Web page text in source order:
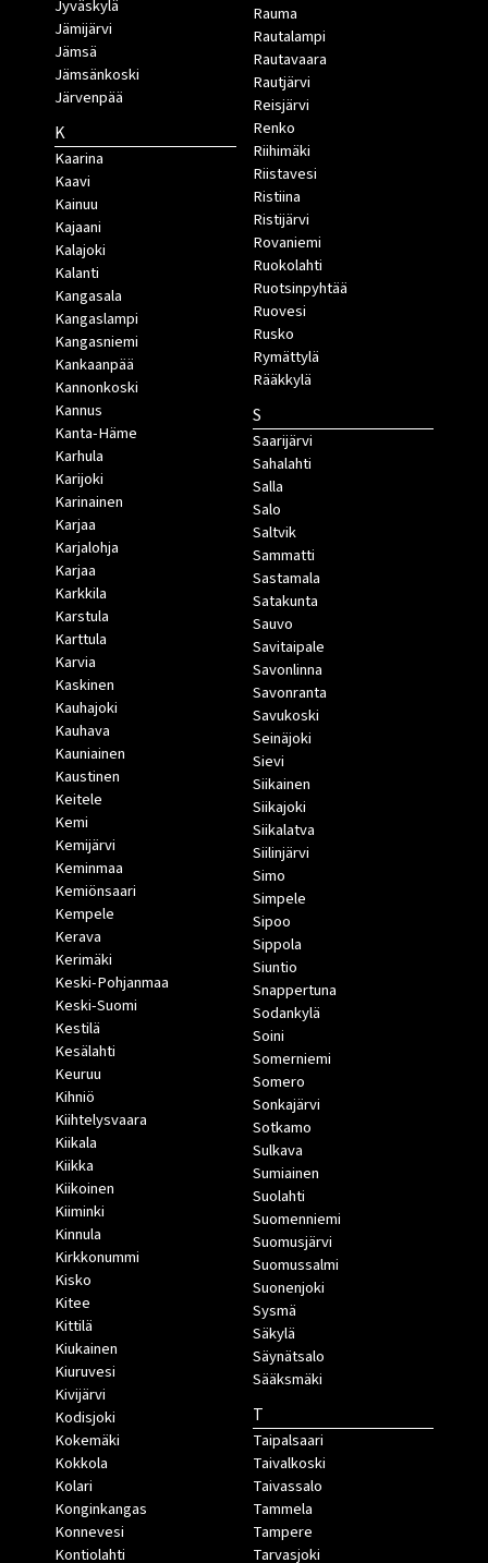
Jyväskylä
Jämijärvi
Jämsä
Jämsänkoski
Järvenpää
K
Kaarina
Kaavi
Kainuu
Kajaani
Kalajoki
Kalanti
Kangasala
Kangaslampi
Kangasniemi
Kankaanpää
Kannonkoski
Kannus
Kanta-Häme
Karhula
Karijoki
Karinainen
Karjaa
Karjalohja
Karjaa
Karkkila
Karstula
Karttula
Karvia
Kaskinen
Kauhajoki
Kauhava
Kauniainen
Kaustinen
Keitele
Kemi
Kemijärvi
Keminmaa
Kemiönsaari
Kempele
Kerava
Kerimäki
Keski-Pohjanmaa
Keski-Suomi
Kestilä
Kesälahti
Keuruu
Kihniö
Kiihtelysvaara
Kiikala
Kiikka
Kiikoinen
Kiiminki
Kinnula
Kirkkonummi
Kisko
Kitee
Kittilä
Kiukainen
Kiuruvesi
Kivijärvi
Kodisjoki
Kokemäki
Kokkola
Kolari
Konginkangas
Konnevesi
Kontiolahti
Rauma
Rautalampi
Rautavaara
Rautjärvi
Reisjärvi
Renko
Riihimäki
Riistavesi
Ristiina
Ristijärvi
Rovaniemi
Ruokolahti
Ruotsinpyhtää
Ruovesi
Rusko
Rymättylä
Rääkkylä
S
Saarijärvi
Sahalahti
Salla
Salo
Saltvik
Sammatti
Sastamala
Satakunta
Sauvo
Savitaipale
Savonlinna
Savonranta
Savukoski
Seinäjoki
Sievi
Siikainen
Siikajoki
Siikalatva
Siilinjärvi
Simo
Simpele
Sipoo
Sippola
Siuntio
Snappertuna
Sodankylä
Soini
Somerniemi
Somero
Sonkajärvi
Sotkamo
Sulkava
Sumiainen
Suolahti
Suomenniemi
Suomusjärvi
Suomussalmi
Suonenjoki
Sysmä
Säkylä
Säynätsalo
Sääksmäki
T
Taipalsaari
Taivalkoski
Taivassalo
Tammela
Tampere
Tarvasjoki